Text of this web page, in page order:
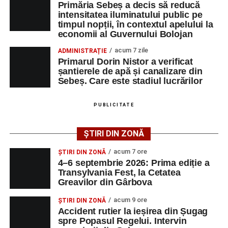
memoria interpretului Felician Fărcașiu.
Printre momentele de atracție se numără spectacolul de
simfonic susținut în Grădina Muzeului Municipal „Ioan
Raica”, sub bagheta dirijoruluiRemus Grama, alături de
muzicieni români de prestigiu.
Și în acest an, pe scenă vor urca atât artiști consacrați, cât
cariere de succes în țară și în străinătate.
Festivalul include și o componentă cinematografică
importantă. Publicul va putea urmări mai multe producții
realizate cu implicarea producătoareiGabi Suciu
originară din Sebeș, prezentă de-a lungul timpului la
unele dintre cele mai importante festivaluri europene de
Primăria Sebeș a decis să reducă
intensitatea iluminatului public pe
timpul nopții, în contextul apelului la
economii al Guvernului Bolojan
ADMINISTRAȚIE acum 7 zile
Primarul Dorin Nistor a verificat
șantierele de apă și canalizare din
Sebeș. Care este stadiul lucrărilor
PUBLICITATE
ȘTIRI DIN ZONĂ
ȘTIRI DIN ZONĂ acum 7 ore
4–6 septembrie 2026: Prima ediție a
Transylvania Fest, la Cetatea
Greavilor din Gârbova
ȘTIRI DIN ZONĂ acum 9 ore
Accident rutier la ieșirea din Șugag
spre Popasul Regelui. Intervin